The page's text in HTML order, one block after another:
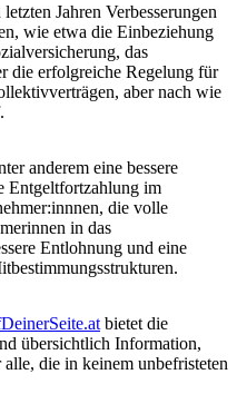
Jahren Verbesserungen
wie etwa die Einbeziehung
das
die erfolgreiche Regelung für
aber nach wie
anderem eine bessere
Entgeltfortzahlung im
die volle
in das
Entlohnung und eine
bietet die
übersichtlich Information,
die in keinem unbefristeten